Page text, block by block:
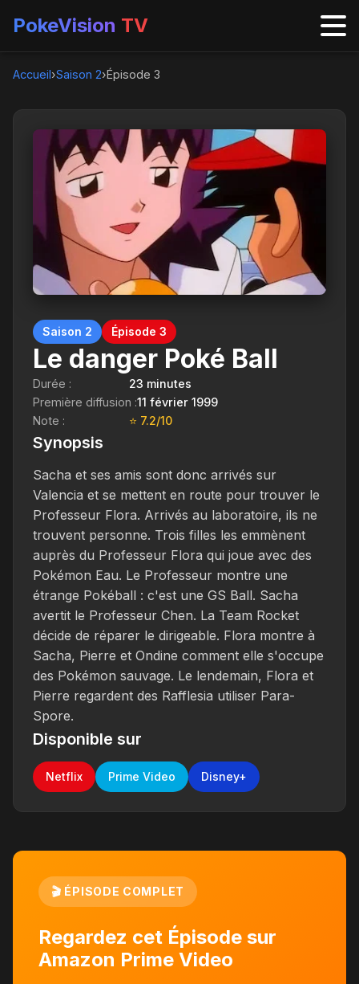
PokeVision TV
Accueil›Saison 2›Épisode 3
Saison 2 Épisode 3
Le danger Poké Ball
Durée :
23 minutes
Première diffusion :11 février 1999
Note :
⭐ 7.2/10
Synopsis
Sacha et ses amis sont donc arrivés sur
Valencia et se mettent en route pour trouver le
Professeur Flora. Arrivés au laboratoire, ils ne
trouvent personne. Trois filles les emmènent
auprès du Professeur Flora qui joue avec des
Pokémon Eau. Le Professeur montre une
étrange Pokéball : c'est une GS Ball. Sacha
avertit le Professeur Chen. La Team Rocket
décide de réparer le dirigeable. Flora montre à
Sacha, Pierre et Ondine comment elle s'occupe
des Pokémon sauvage. Le lendemain, Flora et
Pierre regardent des Rafflesia utiliser Para-
Spore.
Disponible sur
Netflix Prime Video Disney+
🎬 ÉPISODE COMPLET
Regardez cet Épisode sur
Amazon Prime Video